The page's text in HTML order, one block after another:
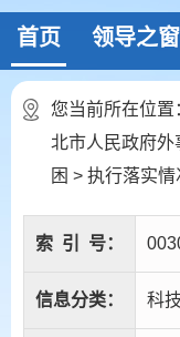
首页 领导之窗
您当前所在位置
北市人民政府外
困 > 执行落实情
索 引 号：
信息分类： 科